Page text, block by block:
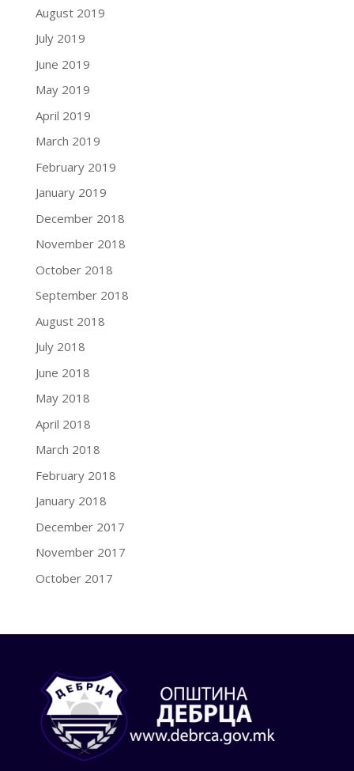
August 2019
July 2019
June 2019
May 2019
April 2019
March 2019
February 2019
January 2019
December 2018
November 2018
October 2018
September 2018
August 2018
July 2018
June 2018
May 2018
April 2018
March 2018
February 2018
January 2018
December 2017
November 2017
October 2017